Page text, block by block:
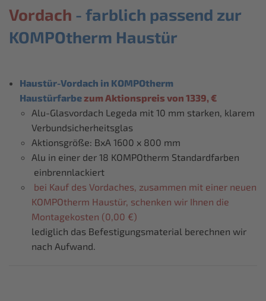
Vordach - farblich passend zur
KOMPOtherm Haustür
Haustür-Vordach in KOMPOtherm
Haustürfarbezum Aktionspreis von 1339, €
Alu-Glasvordach Legeda mit 10 mm starken, klarem
Verbundsicherheitsglas
Aktionsgröße: BxA 1600 x 800 mm
Alu in einer der 18 KOMPOtherm Standardfarben
einbrennlackiert
bei Kauf des Vordaches, zusammen mit einer neuen
KOMPOtherm Haustür, schenken wir Ihnen die
Montagekosten (0,00 €)
lediglich das Befestigungsmaterial berechnen wir
nach Aufwand.